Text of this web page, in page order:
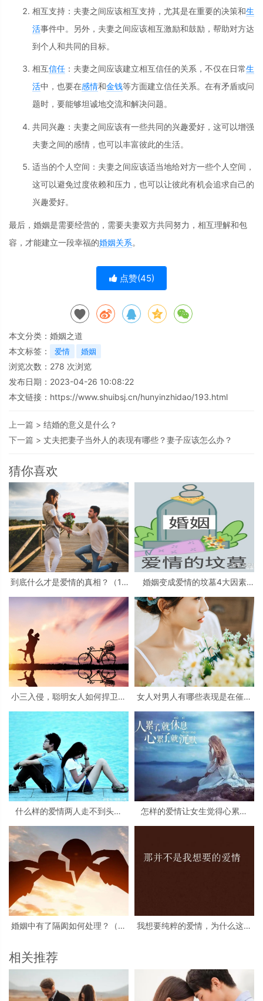
相互支持：夫妻之间应该相互支持，尤其是在重要的决策和生
活事件中。另外，夫妻之间应该相互激励和鼓励，帮助对方达
到个人和共同的目标。
相互信任 ：夫妻之间应该建立相互信任的关系，不仅在日常生
活中，也要在感情和金钱等方面建立信任关系。在有矛盾或问
题时，要能够坦诚地交流和解决问题。
共同兴趣：夫妻之间应该有一些共同的兴趣爱好，这可以增强
夫妻之间的感情，也可以丰富彼此的生活。
适当的个人空间：夫妻之间应该适当地给对方一些个人空间，
这可以避免过度依赖和压力，也可以让彼此有机会追求自己的
兴趣爱好。
最后，婚姻是需要经营的，需要夫妻双方共同努力，相互理解和包
容，才能建立一段幸福的婚姻关系。
点赞(45)
本文分类： 婚姻之道
本文标签：
爱情 婚姻
浏览次数： 278 次浏览
发布日期：2023-04-26 10:08:22
本文链接： https://www.shuibsj.cn/hunyinzhidao/193.html
上一篇 > 结婚的意义是什么？
下一篇 > 丈夫把妻子当外人的表现有哪些？妻子应该怎么办？
猜你喜欢
到底什么才是爱情的真相？（14
婚姻变成爱情的坟墓4大因素
小三入侵，聪明女人如何捍卫自
女人对男人有哪些表现是在催婚
什么样的爱情两人走不到头？
怎样的爱情让女生觉得心累？
婚姻中有了隔阂如何处理？（夫
我想要纯粹的爱情，为什么这么
相关推荐